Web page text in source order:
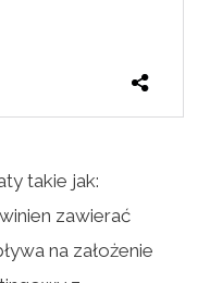
takie jak:
zawierać
na założenie